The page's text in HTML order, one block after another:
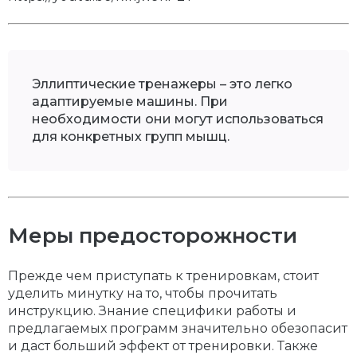
Эллиптические тренажеры – это легко
адаптируемые машины. При
необходимости они могут использоваться
для конкретных групп мышц.
Меры предосторожности
Прежде чем приступать к тренировкам, стоит
уделить минутку на то, чтобы прочитать
инструкцию. Знание специфики работы и
предлагаемых программ значительно обезопасит
и даст больший эффект от тренировки. Также